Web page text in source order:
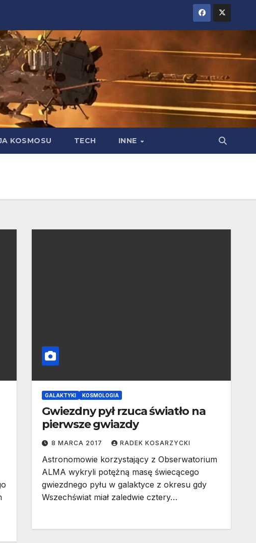
KOSMOSU TECH INNE
GALAKTYKI KOSMOLOGIA
Gwiezdny pył rzuca światło na
pierwsze gwiazdy
8 MARCA 2017 RADEK KOSARZYCKI
Astronomowie korzystający z Obserwatorium
ALMA wykryli potężną masę świecącego
gwiezdnego pyłu w galaktyce z okresu gdy
Wszechświat miał zaledwie cztery…